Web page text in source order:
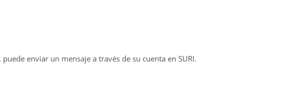
enviar un mensaje a través de su cuenta en SURI.